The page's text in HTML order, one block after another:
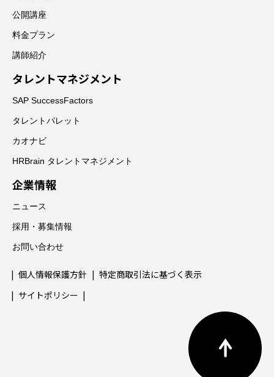
公開講座
料金プラン
講師紹介
タレントマネジメント
SAP SuccessFactors
タレントパレット
カオナビ
HRBrain タレントマネジメント
企業情報
ニュース
採用・募集情報
お問い合わせ
個人情報保護方針
特定商取引法に基づく表示
サイトポリシー